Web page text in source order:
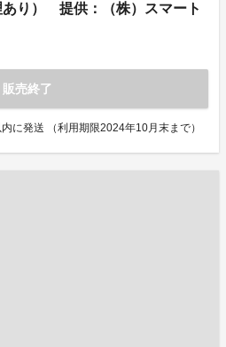
り） 提供：（株）スマート
販売終了
に発送 （利用期限2024年10月末まで）